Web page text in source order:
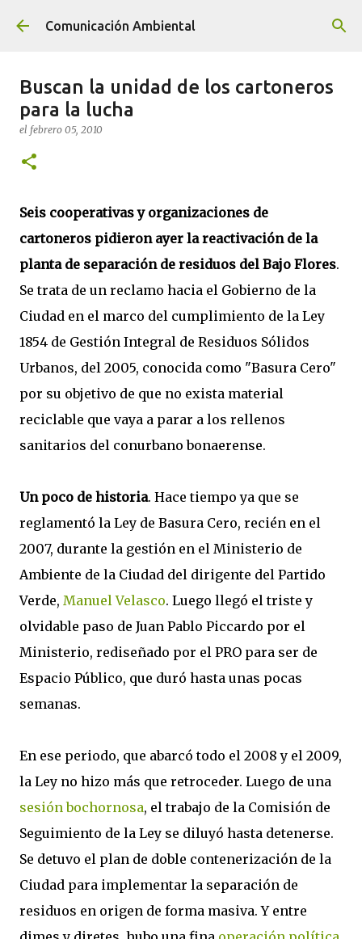
Ir al contenido principal
Comunicación Ambiental
Buscan la unidad de los cartoneros
para la lucha
el febrero 05, 2010
Seis cooperativas y organizaciones de
cartoneros pidieron ayer la reactivación de la
planta de separación de residuos del Bajo Flores.
Se trata de un reclamo hacia el Gobierno de la
Ciudad en el marco del cumplimiento de la Ley
1854 de Gestión Integral de Residuos Sólidos
Urbanos, del 2005, conocida como "Basura Cero"
por su objetivo de que no exista material
reciclable que vaya a parar a los rellenos
sanitarios del conurbano bonaerense.
Un poco de historia. Hace tiempo ya que se
reglamentó la Ley de Basura Cero, recién en el
2007, durante la gestión en el Ministerio de
Ambiente de la Ciudad del dirigente del Partido
Verde, Manuel Velasco. Luego llegó el triste y
olvidable paso de Juan Pablo Piccardo por el
Ministerio, rediseñado por el PRO para ser de
Espacio Público, que duró hasta unas pocas
semanas.
En ese periodo, que abarcó todo el 2008 y el 2009,
la Ley no hizo más que retroceder. Luego de una
sesión bochornosa, el trabajo de la Comisión de
Seguimiento de la Ley se diluyó hasta detenerse.
Se detuvo el plan de doble contenerización de la
Ciudad para implementar la separación de
residuos en origen de forma masiva. Y entre